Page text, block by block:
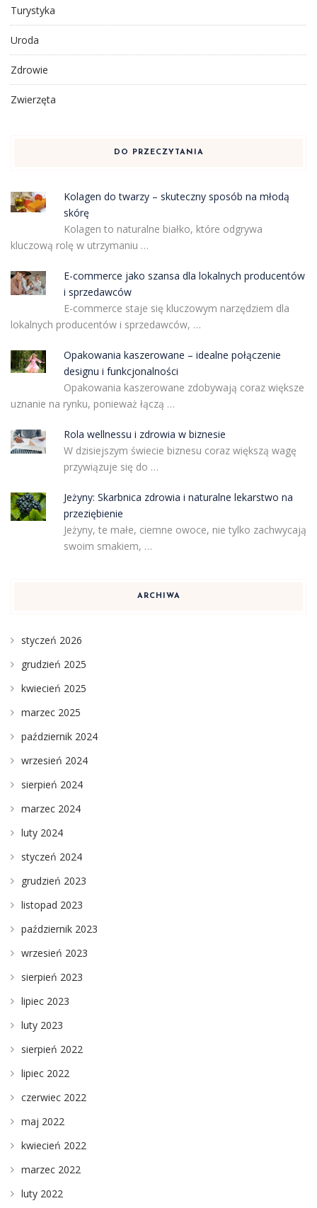
Turystyka
Uroda
Zdrowie
Zwierzęta
DO PRZECZYTANIA
Kolagen do twarzy – skuteczny sposób na młodą
skórę
Kolagen to naturalne białko, które odgrywa
kluczową rolę w utrzymaniu …
E-commerce jako szansa dla lokalnych producentów
i sprzedawców
E-commerce staje się kluczowym narzędziem dla
lokalnych producentów i sprzedawców, …
Opakowania kaszerowane – idealne połączenie
designu i funkcjonalności
Opakowania kaszerowane zdobywają coraz większe
uznanie na rynku, ponieważ łączą …
Rola wellnessu i zdrowia w biznesie
W dzisiejszym świecie biznesu coraz większą wagę
przywiązuje się do …
Jeżyny: Skarbnica zdrowia i naturalne lekarstwo na
przeziębienie
Jeżyny, te małe, ciemne owoce, nie tylko zachwycają
swoim smakiem, …
ARCHIWA
styczeń 2026
grudzień 2025
kwiecień 2025
marzec 2025
październik 2024
wrzesień 2024
sierpień 2024
marzec 2024
luty 2024
styczeń 2024
grudzień 2023
listopad 2023
październik 2023
wrzesień 2023
sierpień 2023
lipiec 2023
luty 2023
sierpień 2022
lipiec 2022
czerwiec 2022
maj 2022
kwiecień 2022
marzec 2022
luty 2022